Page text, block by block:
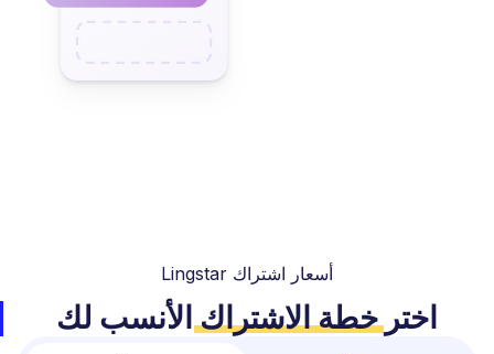
أسعار اشتراك Lingstar
اخترخطة الاشتراكالأنسب لك